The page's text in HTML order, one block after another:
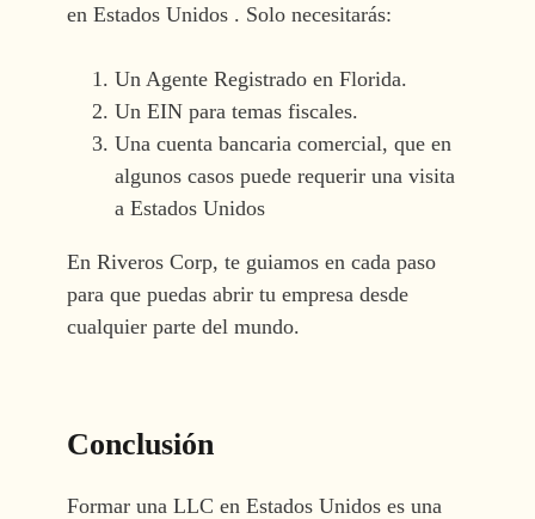
en Estados Unidos . Solo necesitarás:
Un Agente Registrado en Florida.
Un EIN para temas fiscales.
Una cuenta bancaria comercial, que en
algunos casos puede requerir una visita
a Estados Unidos
En Riveros Corp, te guiamos en cada paso
para que puedas abrir tu empresa desde
cualquier parte del mundo.
Conclusión
Formar una LLC en Estados Unidos es una